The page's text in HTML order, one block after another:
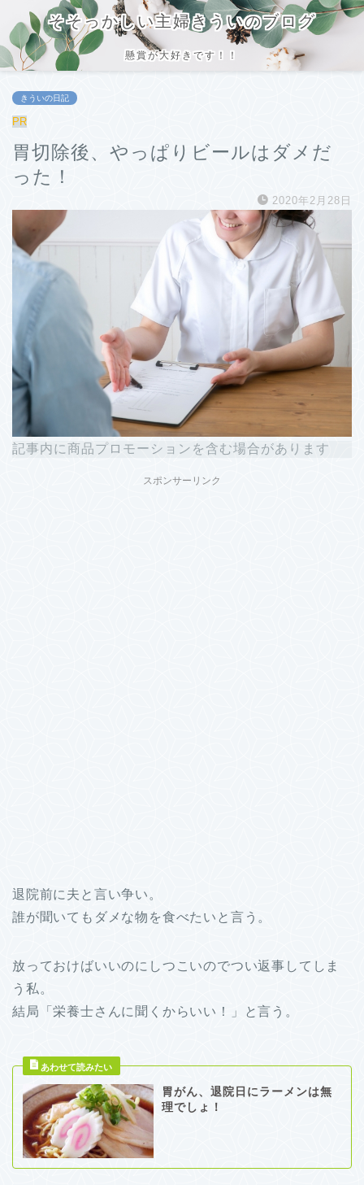
そそっかしい主婦きういのブログ
懸賞が大好きです！！
きういの日記
PR
胃切除後、やっぱりビールはダメだ
った！
2020年2月28日
記事内に商品プロモーションを含む場合があります
スポンサーリンク
退院前に夫と言い争い。
誰が聞いてもダメな物を食べたいと言う。
放っておけばいいのにしつこいのでつい返事してしま
う私。
結局「栄養士さんに聞くからいい！」と言う。
胃がん、退院日にラーメンは無
理でしょ！